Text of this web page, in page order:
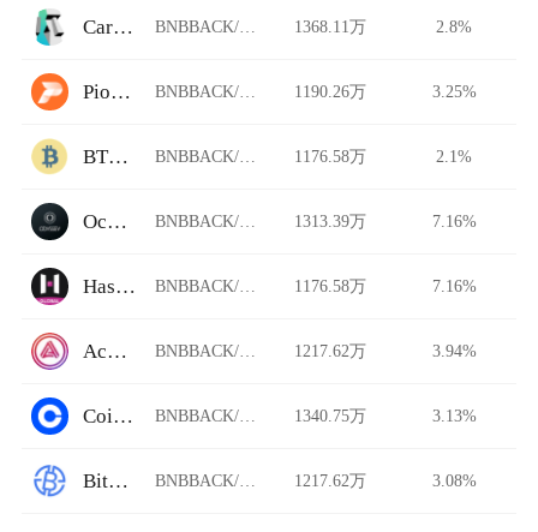
Carbon DeFi BNBBACK/USDT 1368.11万 2.8%
Pionex BNBBACK/USDT 1190.26万 3.25%
BTCTradeUA BNBBACK/USDT 1176.58万 2.1%
Ocnex BNBBACK/USDT 1313.39万 7.16%
HashKey Global BNBBACK/USDT 1176.58万 7.16%
Acala Swap BNBBACK/USDT 1217.62万 3.94%
Coinbase Pro BNBBACK/USDT 1340.75万 3.13%
BitAsiaEx BNBBACK/USDT 1217.62万 3.08%